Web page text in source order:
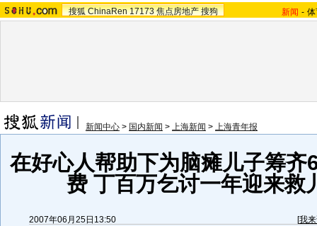
搜狐 ChinaRen 17173 焦点房地产 搜狗 新闻 -
新闻中心 > 国内新闻 > 上海新闻 > 上海青年报
在好心人帮助下为脑瘫儿子筹齐
费 丁百万乞讨一年迎来救
2007年06月25日13:50 [我